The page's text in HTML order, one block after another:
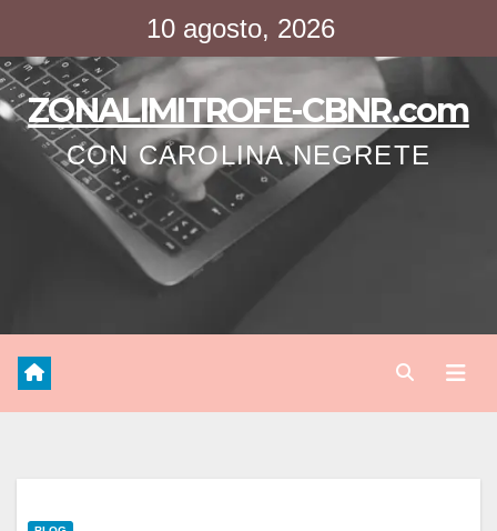
contenido
10 agosto, 2026
ZONALIMITROFE-CBNR.com
CON CAROLINA NEGRETE